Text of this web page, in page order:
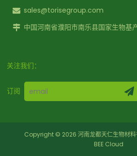
sales@torisegroup.com
中国河南省濮阳市南乐县国家生物基
关注我们：
订阅
Copyright © 2026 河南龙都天仁生物材
BEE Cloud